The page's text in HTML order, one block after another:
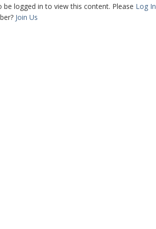
be logged in to view this content. Please Log In
Join Us